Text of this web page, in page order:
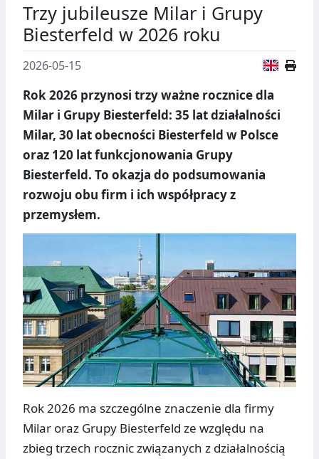
Trzy jubileusze Milar i Grupy
Biesterfeld w 2026 roku
2026-05-15
Rok 2026 przynosi trzy ważne rocznice dla
Milar i Grupy Biesterfeld: 35 lat działalności
Milar, 30 lat obecności Biesterfeld w Polsce
oraz 120 lat funkcjonowania Grupy
Biesterfeld. To okazja do podsumowania
rozwoju obu firm i ich współpracy z
przemysłem.
Rok 2026 ma szczególne znaczenie dla firmy
Milar oraz Grupy Biesterfeld ze względu na
zbieg trzech rocznic związanych z działalnością